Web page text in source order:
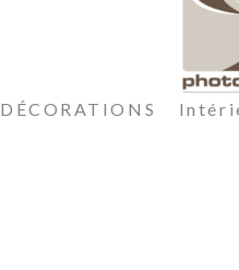
DÉCORATIONS